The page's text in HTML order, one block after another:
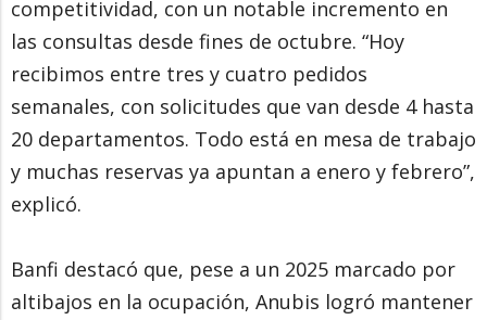
competitividad, con un notable incremento en
las consultas desde fines de octubre. “Hoy
recibimos entre tres y cuatro pedidos
semanales, con solicitudes que van desde 4 hasta
20 departamentos. Todo está en mesa de trabajo
y muchas reservas ya apuntan a enero y febrero”,
explicó.
Banfi destacó que, pese a un 2025 marcado por
altibajos en la ocupación, Anubis logró mantener